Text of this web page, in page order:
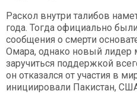
Раскол внутри талибов
года. Тогда официально
сообщения о смерти
Омара, однако новый лидер
заручиться поддержкой
он отказался от участия в
инициировали Пакистан,